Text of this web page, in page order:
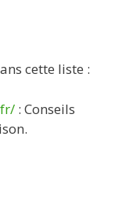
cette liste :
: Conseils